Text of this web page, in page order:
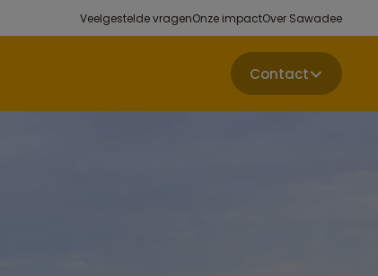
Veelgestelde vragenOnze impactOver Sawadee
Contact